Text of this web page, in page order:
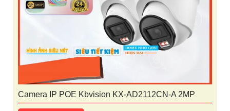
Camera IP POE Kbvision KX-AD2112CN-A 2MP